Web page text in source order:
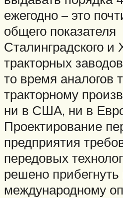
ежегодно – это
общего показателя
Сталинградского и
тракторных
то время аналогов
тракторному
ни в США, ни в
Проектирование
предприятия
передовых
решено прибегнуть
международному